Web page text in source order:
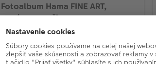
Fotoalbum Hama FINE ART,
100/30x30 - čierny
Na 400 fotiek s rozmerom 10x15cm
Rozmery: 30 x 30 cm